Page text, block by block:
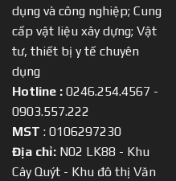
dụng và công nghiệp; Cung
cấp vật liệu xây dựng; Vật
tư, thiết bị y tế chuyên
dụng
Hotline : 0246.254.4567 -
0903.557.222
MST : 0106297230
Địa chỉ: N02 LK88 - Khu
Cây Quýt - Khu đô thị Văn